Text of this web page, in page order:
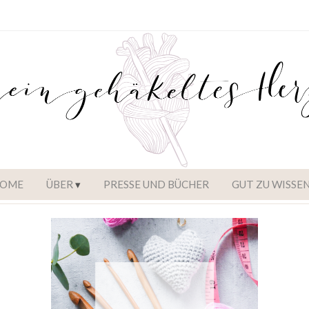
ÜBER PRESSE UND BÜCHER GUT ZU